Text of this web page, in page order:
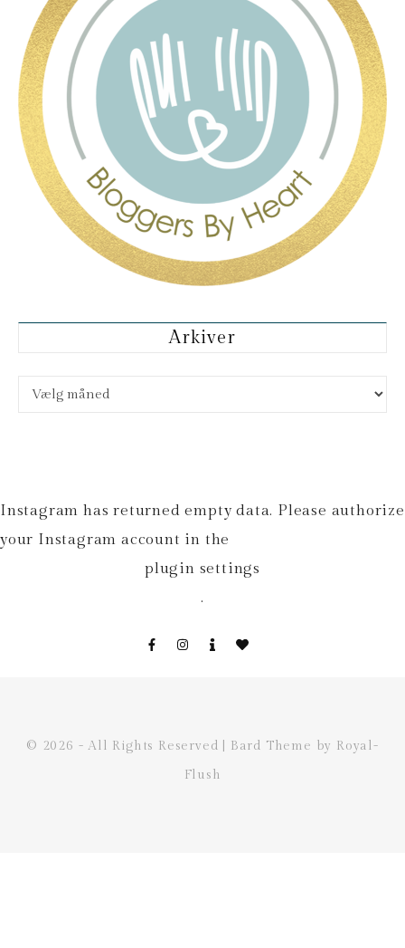
Arkiver
Arkiver
Instagram has returned empty data. Please authorize
your Instagram account in the
plugin settings
.
© 2026 - All Rights Reserved | Bard Theme by Royal-
Flush